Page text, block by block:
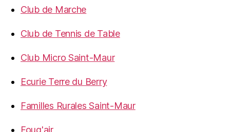
Club de Marche
Club de Tennis de Table
Club Micro Saint-Maur
Ecurie Terre du Berry
Familles Rurales Saint-Maur
Foug'air